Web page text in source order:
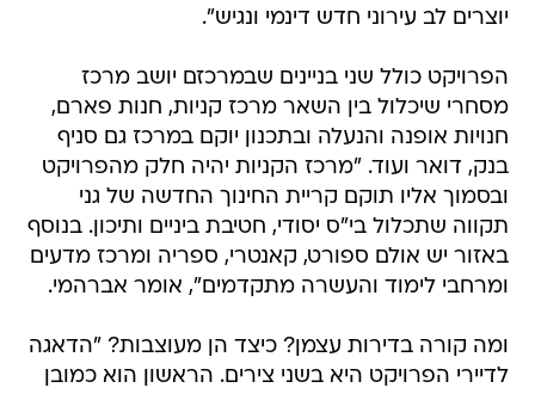
יוצרים לב עירוני חדש דינמי ונגיש".
הפרויקט כולל שני בניינים שבמרכזם יושב מרכז
מסחרי שיכלול בין השאר מרכז קניות, חנות פארם,
חנויות אופנה והנעלה ובתכנון יוקם במרכז גם סניף
בנק, דואר ועוד. "מרכז הקניות יהיה חלק מהפרויקט
ובסמוך אליו תוקם קריית החינוך החדשה של גני
תקווה שתכלול בי"ס יסודי, חטיבת ביניים ותיכון. בנוסף
באזור יש אולם ספורט, קאנטרי, ספריה ומרכז מדעים
ומרחבי לימוד והעשרה מתקדמים", אומר אברהמי.
ומה קורה בדירות עצמן? כיצד הן מעוצבות? "הדאגה
לדיירי הפרויקט היא בשני צירים. הראשון הוא כמובן